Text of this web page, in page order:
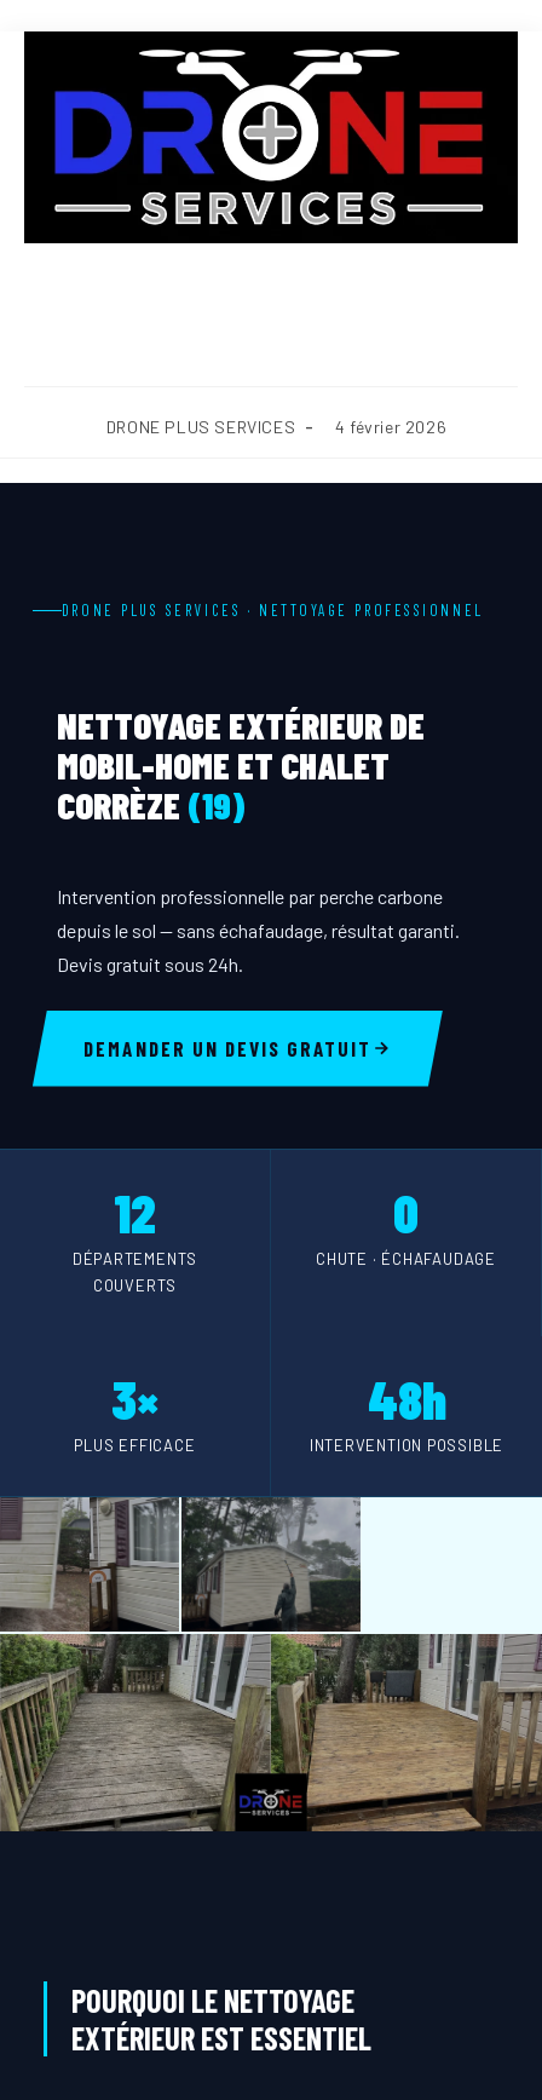
DRONE PLUS SERVICES 4 février 2026
DRONE PLUS SERVICES · NETTOYAGE PROFESSIONNEL
NETTOYAGE EXTÉRIEUR DE
MOBIL-HOME ET CHALET
CORRÈZE (19)
Intervention professionnelle par perche carbone
depuis le sol — sans échafaudage, résultat garanti.
Devis gratuit sous 24h.
DEMANDER UN DEVIS GRATUIT
12
DÉPARTEMENTS
COUVERTS
0
CHUTE · ÉCHAFAUDAGE
3×
PLUS EFFICACE
48h
INTERVENTION POSSIBLE
POURQUOI LE NETTOYAGE
EXTÉRIEUR EST ESSENTIEL